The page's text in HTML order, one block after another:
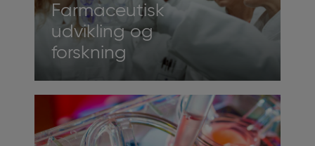
Farmaceutisk
udvikling og
forskning